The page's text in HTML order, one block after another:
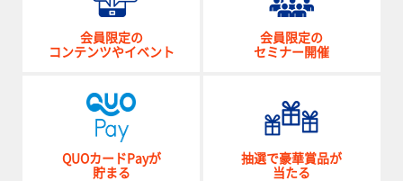
会員限定の
コンテンツやイベント
会員限定の
セミナー開催
QUOカードPayが
貯まる
抽選で豪華賞品が
当たる